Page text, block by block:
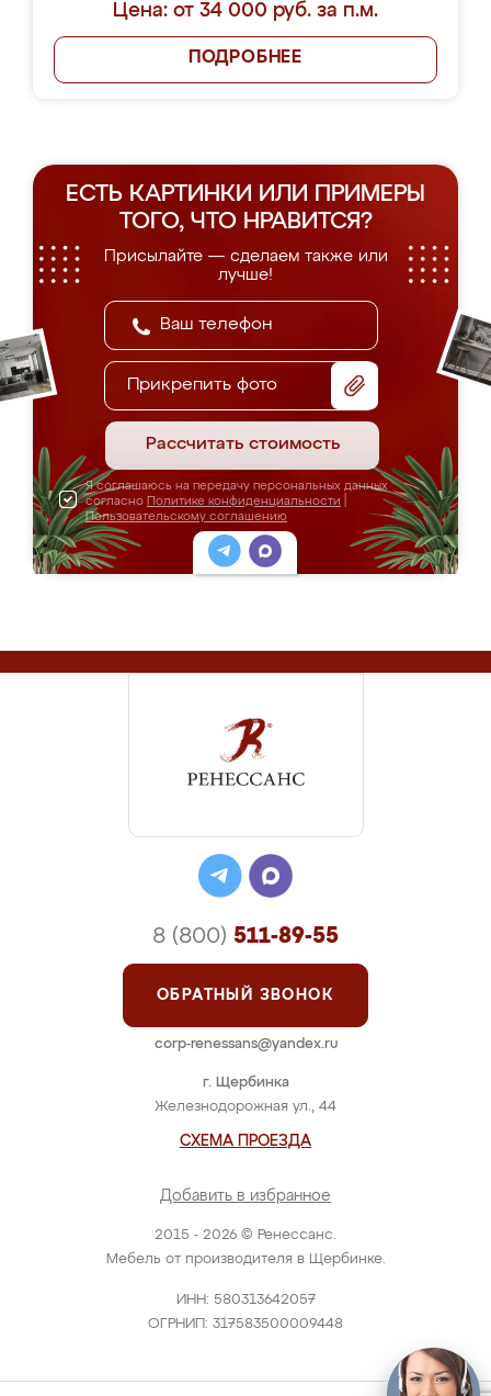
Цена: от 34 000 руб. за п.м.
ПОДРОБНЕЕ
ЕСТЬ КАРТИНКИ ИЛИ ПРИМЕРЫ
ТОГО, ЧТО НРАВИТСЯ?
Присылайте — сделаем также или
лучше!
Прикрепить фото
Рассчитать стоимость
Я соглашаюсь на передачу персональных данных
согласно Политике конфиденциальности
Пользовательскому соглашению
2015 - 2026 © Ренессанс.
Мебель от производителя в Щербинке.
ИНН: 580313642057
ОГРНИП: 317583500009448
г. Щербинка
Железнодорожная ул., 44
СХЕМА ПРОЕЗДА
Добавить в избранное
8 (800) 511-89-55
ОБРАТНЫЙ ЗВОНОК
corp-renessans@yandex.ru